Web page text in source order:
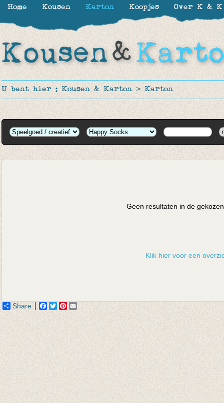
U bent hier : Kousen & Karton > Karton
Geen resultaten in de
Klik hier voor een
Share Facebook
TwitterPinterest
Home Kousen Karton Koopjes Over K & K